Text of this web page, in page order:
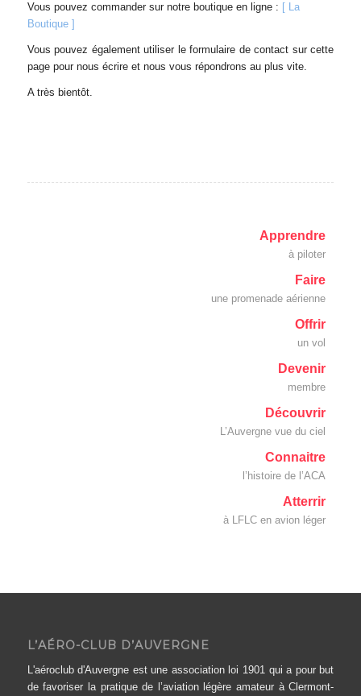
Vous pouvez commander sur notre boutique en ligne : [ La
Boutique ]
Vous pouvez également utiliser le formulaire de contact sur cette
page pour nous écrire et nous vous répondrons au plus vite.
A très bientôt.
Apprendre
à piloter
Faire
une promenade aérienne
Offrir
un vol
Devenir
membre
Découvrir
L’Auvergne vue du ciel
Connaitre
l’histoire de l’ACA
Atterrir
à LFLC en avion léger
L’AÉRO-CLUB D’AUVERGNE
L'aéroclub d'Auvergne est une association loi 1901 qui a pour but
de favoriser la pratique de l’aviation légère amateur à Clermont-